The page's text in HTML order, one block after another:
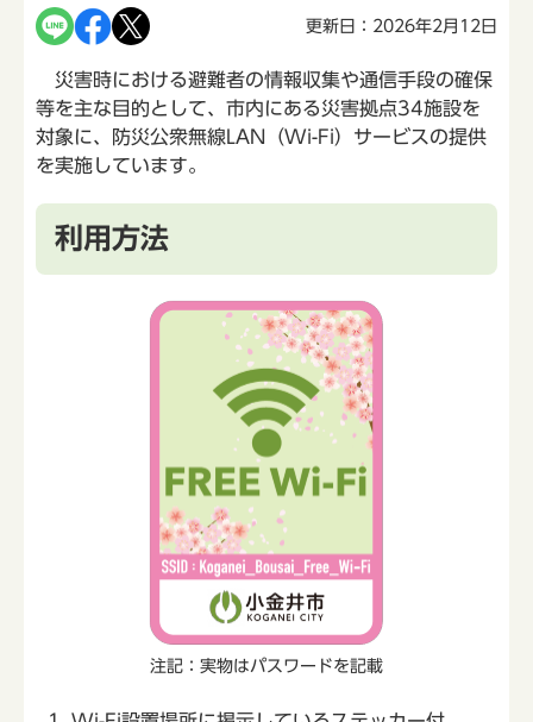
更新日：2026年2月12日
災害時における避難者の情報収集や通信手段の確保
等を主な目的として、市内にある災害拠点34施設を
対象に、防災公衆無線LAN（Wi-Fi）サービスの提供
を実施しています。
利用方法
注記：実物はパスワードを記載